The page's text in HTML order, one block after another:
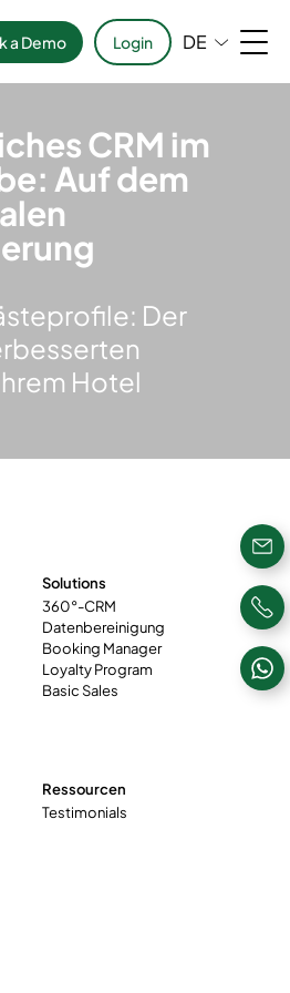
a Demo Login DE
CRM im
Auf dem
Der
Hotel
Solutions
360°-CRM
Datenbereinigung
Booking Manager
Loyalty Program
Basic Sales
Ressourcen
Testimonials